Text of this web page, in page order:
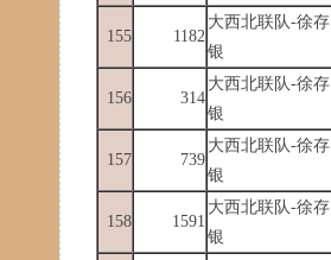
155 1182
大西北联队-徐存
银
156 314
大西北联队-徐存
银
157 739
大西北联队-徐存
银
158 1591
大西北联队-徐存
银